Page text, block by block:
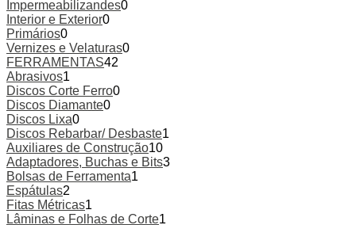
Impermeabilizandes0
Interior e Exterior0
Primários0
Vernizes e Velaturas0
FERRAMENTAS42
Abrasivos1
Discos Corte Ferro0
Discos Diamante0
Discos Lixa0
Discos Rebarbar/ Desbaste1
Auxiliares de Construção10
Adaptadores, Buchas e Bits3
Bolsas de Ferramenta1
Espátulas2
Fitas Métricas1
Lâminas e Folhas de Corte1